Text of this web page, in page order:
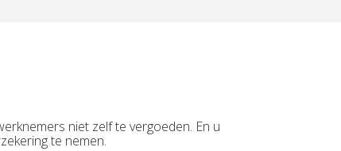
niet zelf te vergoeden. En u
te nemen.